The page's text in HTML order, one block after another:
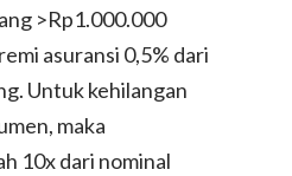
>Rp1.000.000
asuransi 0,5% dari
Untuk kehilangan
maka
10x dari nominal